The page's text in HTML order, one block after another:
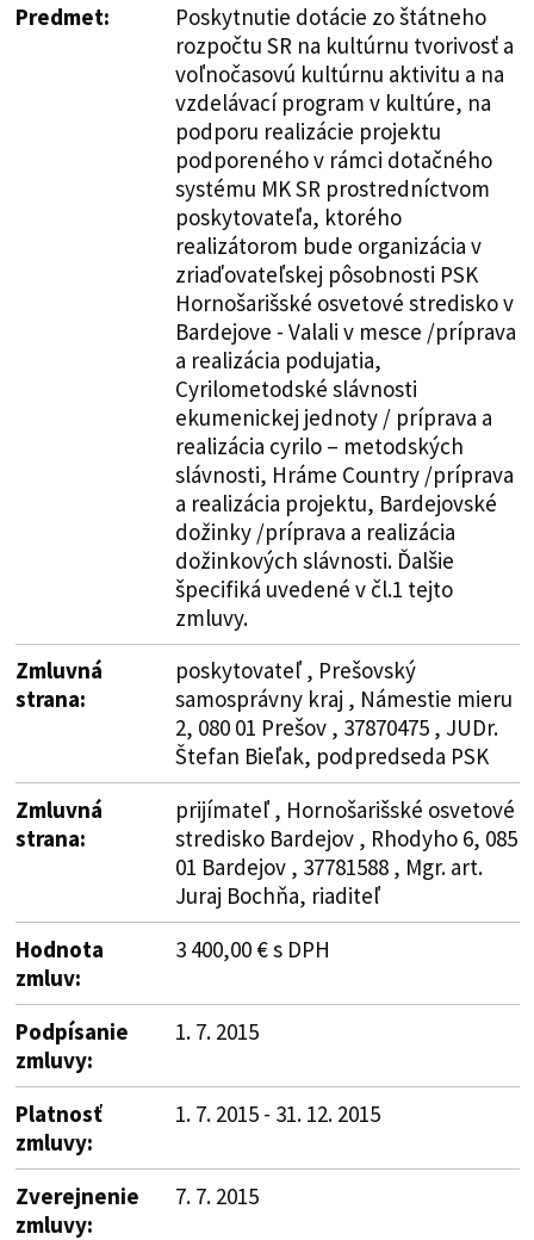
Predmet:
Poskytnutie dotácie zo štátneho
rozpočtu SR na kultúrnu tvorivosť a
voľnočasovú kultúrnu aktivitu a na
vzdelávací program v kultúre, na
podporu realizácie projektu
podporeného v rámci dotačného
systému MK SR prostredníctvom
poskytovateľa, ktorého
realizátorom bude organizácia v
zriaďovateľskej pôsobnosti PSK
Hornošarišské osvetové stredisko v
Bardejove - Valali v mesce /príprava
a realizácia podujatia,
Cyrilometodské slávnosti
ekumenickej jednoty / príprava a
realizácia cyrilo – metodských
slávnosti, Hráme Country /príprava
a realizácia projektu, Bardejovské
dožinky /príprava a realizácia
dožinkových slávnosti. Ďalšie
špecifiká uvedené v čl.1 tejto
zmluvy.
Zmluvná
strana:
poskytovateľ , Prešovský
samosprávny kraj , Námestie mieru
2, 080 01 Prešov , 37870475 , JUDr.
Štefan Bieľak, podpredseda PSK
Zmluvná
strana:
prijímateľ , Hornošarišské osvetové
stredisko Bardejov , Rhodyho 6, 085
01 Bardejov , 37781588 , Mgr. art.
Juraj Bochňa, riaditeľ
Hodnota
zmluv:
3 400,00 € s DPH
Podpísanie
zmluvy:
1. 7. 2015
Platnosť
zmluvy:
1. 7. 2015 - 31. 12. 2015
Zverejnenie
zmluvy:
7. 7. 2015